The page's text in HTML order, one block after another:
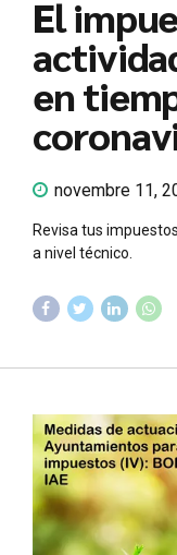
El
en
novembre 11,
Revisa tus
a nivel técnico.